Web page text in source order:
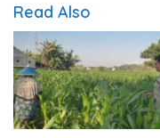
Read Also